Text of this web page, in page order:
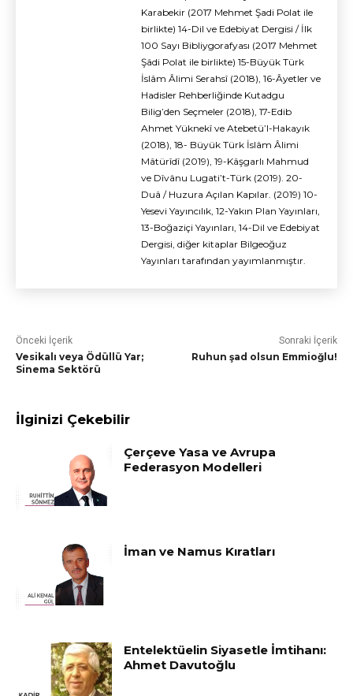
Karabekir (2017 Mehmet Şadi Polat ile
birlikte) 14-Dil ve Edebiyat Dergisi / İlk
100 Sayı Bibliygorafyası (2017 Mehmet
Şâdi Polat ile birlikte) 15-Büyük Türk
İslâm Âlimi Serahsî (2018), 16-Âyetler ve
Hadisler Rehberliğinde Kutadgu
Bilig’den Seçmeler (2018), 17-Edib
Ahmet Yüknekî ve Atebetü’l-Hakayık
(2018), 18- Büyük Türk İslâm Âlimi
Mâtürîdî (2019), 19-Kâşgarlı Mahmud
ve Dîvânu Lugati’t-Türk (2019). 20-
Duâ / Huzura Açılan Kapılar. (2019) 10-
Yesevi Yayıncılık, 12-Yakın Plan Yayınları,
13-Boğaziçi Yayınları, 14-Dil ve Edebiyat
Dergisi, diğer kitaplar Bilgeoğuz
Yayınları tarafından yayımlanmıştır.
Önceki İçerik
Vesikalı veya Ödüllü Yar;
Sinema Sektörü
Sonraki İçerik
Ruhun şad olsun Emmioğlu!
İlginizi Çekebilir
Çerçeve Yasa ve Avrupa
Federasyon Modelleri
İman ve Namus Kıratları
Entelektüelin Siyasetle İmtihanı:
Ahmet Davutoğlu